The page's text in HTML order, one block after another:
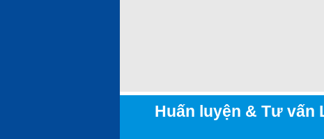
Huấn luyện & Tư vấn